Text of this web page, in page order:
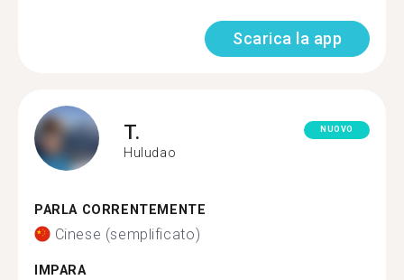
Scarica la app
T.
Huludao
NUOVO
PARLA CORRENTEMENTE
Cinese (semplificato)
IMPARA